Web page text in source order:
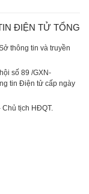
ĐIỆN TỬ TỔNG
thông tin và truyền
số 89 /GXN-
tin Điện tử cấp ngày
Chủ tịch HĐQT.